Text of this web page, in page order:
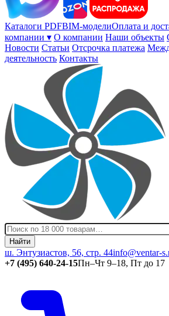
Каталоги PDFBIM-моделиОплата и
компании ▾ О компании Наши объекты
Новости Статьи Отсрочка платежа
деятельность Контакты
Найти
ш. Энтузиастов, 56, стр. 44info@ventar-
+7 (495) 640-24-15Пн–Чт 9–18, Пт до 17